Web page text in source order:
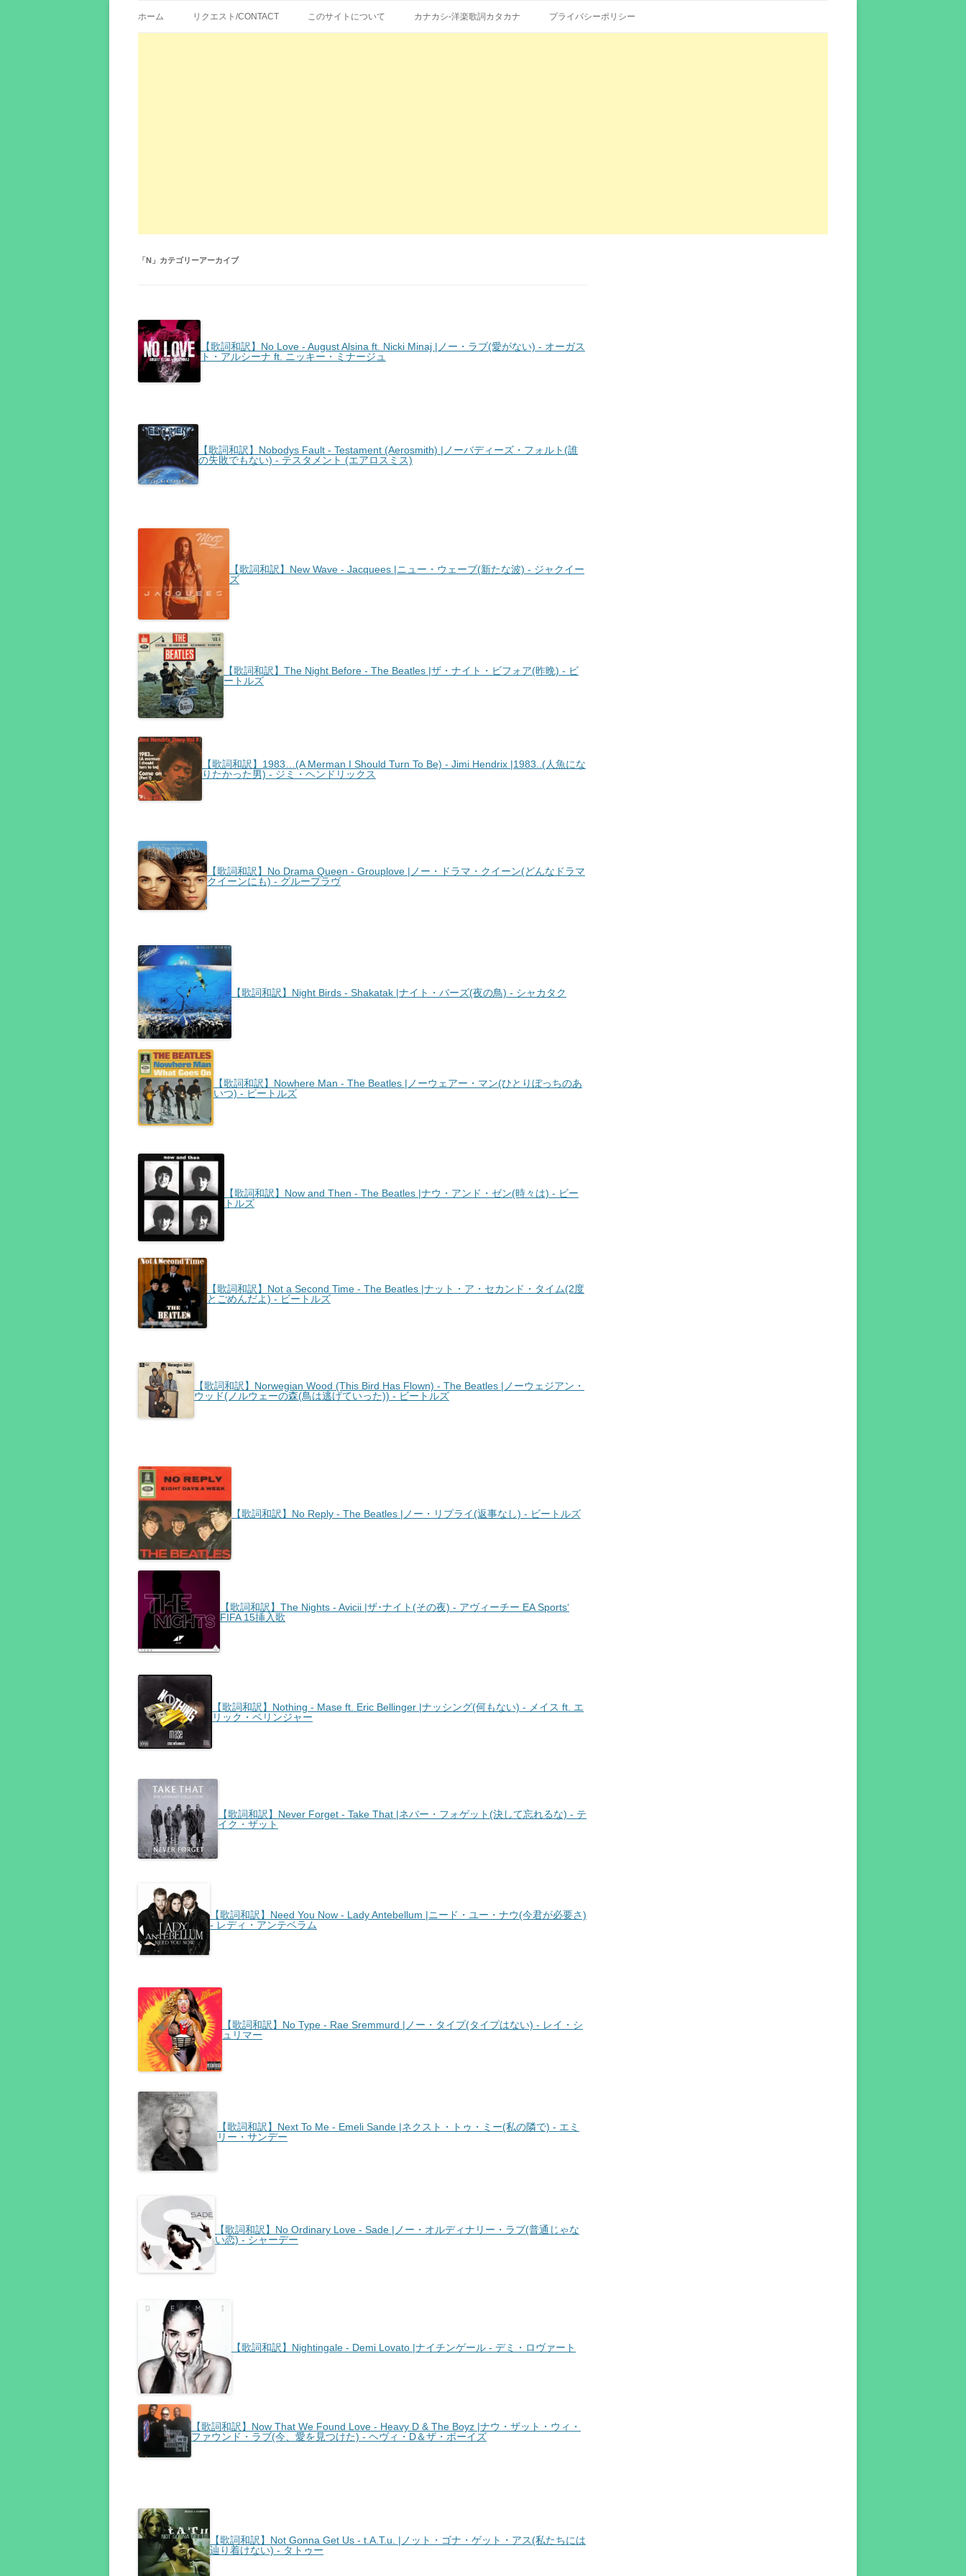
エイカシ | 洋楽歌詞の和訳、英語の意味、読み方
ン
ン
ホーム リクエスト/CONTACT このサイトについて カナカシ-洋楽歌詞カタカナ プライバシーポリシー
「N 」カテゴリーアーカイブ
【歌詞和訳】No Love - August Alsina ft. Nicki Minaj |ノー・ラブ(愛がない) - オーガス
ト・アルシーナ ft. ニッキー・ミナージュ
【歌詞和訳】Nobodys Fault - Testament (Aerosmith) |ノーバディーズ・フォルト(誰
の失敗でもない) - テスタメント (エアロスミス)
【歌詞和訳】New Wave - Jacquees |ニュー・ウェーブ(新たな波) - ジャクイー
ズ
【歌詞和訳】The Night Before - The Beatles |ザ・ナイト・ビフォア(昨晩) - ビ
ートルズ
【歌詞和訳】1983…(A Merman I Should Turn To Be) - Jimi Hendrix |1983..(人魚にな
りたかった男) - ジミ・ヘンドリックス
【歌詞和訳】No Drama Queen - Grouplove |ノー・ドラマ・クイーン(どんなドラマ
クイーンにも) - グループラヴ
【歌詞和訳】Night Birds - Shakatak |ナイト・バーズ(夜の鳥) - シャカタク
【歌詞和訳】Nowhere Man - The Beatles |ノーウェアー・マン(ひとりぼっちのあ
いつ) - ビートルズ
【歌詞和訳】Now and Then - The Beatles |ナウ・アンド・ゼン(時々は) - ビー
トルズ
【歌詞和訳】Not a Second Time - The Beatles |ナット・ア・セカンド・タイム(2度
とごめんだよ) - ビートルズ
【歌詞和訳】Norwegian Wood (This Bird Has Flown) - The Beatles |ノーウェジアン・
ウッド(ノルウェーの森(鳥は逃げていった)) - ビートルズ
【歌詞和訳】No Reply - The Beatles |ノー・リプライ(返事なし) - ビートルズ
【歌詞和訳】The Nights - Avicii |ザ･ナイト(その夜) - アヴィーチー EA Sports‘
FIFA 15挿入歌
【歌詞和訳】Nothing - Mase ft. Eric Bellinger |ナッシング(何もない) - メイス ft. エ
リック・ベリンジャー
【歌詞和訳】Never Forget - Take That |ネバー・フォゲット(決して忘れるな) - テ
イク・ザット
【歌詞和訳】Need You Now - Lady Antebellum |ニード・ユー・ナウ(今君が必要さ)
- レディ・アンテベラム
【歌詞和訳】No Type - Rae Sremmurd |ノー・タイプ(タイプはない) - レイ・シ
ュリマー
【歌詞和訳】Next To Me - Emeli Sande |ネクスト・トゥ・ミー(私の隣で) - エミ
リー・サンデー
【歌詞和訳】No Ordinary Love - Sade |ノー・オルディナリー・ラブ(普通じゃな
い恋) - シャーデー
【歌詞和訳】Nightingale - Demi Lovato |ナイチンゲール - デミ・ロヴァート
【歌詞和訳】Now That We Found Love - Heavy D & The Boyz |ナウ・ザット・ウィ・
ファウンド・ラブ(今、愛を見つけた) - ヘヴィ・D＆ザ・ボーイズ
【歌詞和訳】Not Gonna Get Us - t.A.T.u. |ノット・ゴナ・ゲット・アス(私たちには
辿り着けない) - タトゥー